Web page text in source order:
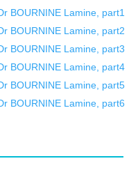
BOURNINE Lamine, part1
BOURNINE Lamine, part2
BOURNINE Lamine, part3
BOURNINE Lamine, part4
BOURNINE Lamine, part5
BOURNINE Lamine, part6